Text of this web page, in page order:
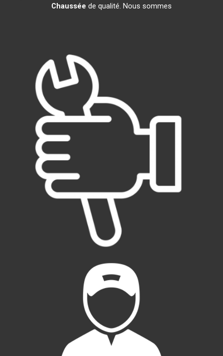
Chaussée de qualité. Nous sommes